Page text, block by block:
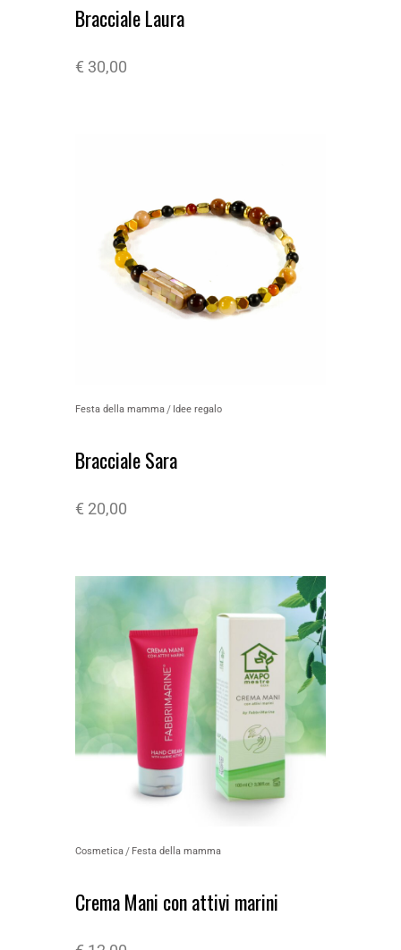
Bracciale Laura
€ 30,00
Festa della mamma Idee regalo
Bracciale Sara
€ 20,00
Cosmetica Festa della mamma
Crema Mani con attivi marini